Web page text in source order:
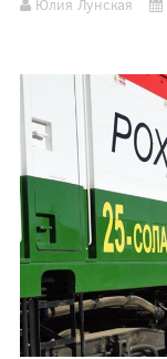
Юлия Лунская